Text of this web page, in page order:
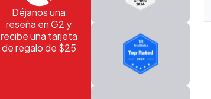
Déjanos una
reseña en G2 y
recibe una tarjeta
de regalo de $25